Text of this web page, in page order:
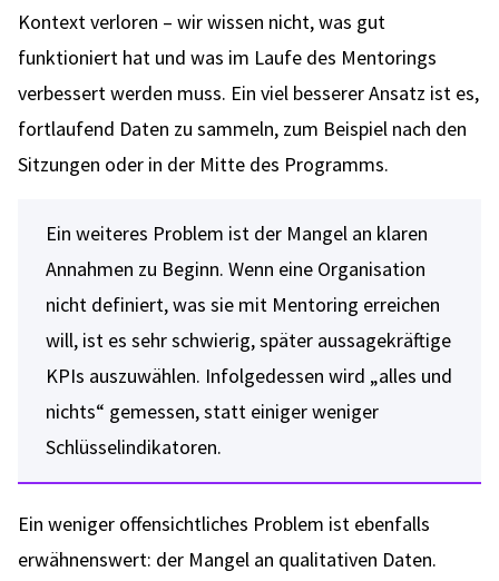
Kontext verloren – wir wissen nicht, was gut
funktioniert hat und was im Laufe des Mentorings
verbessert werden muss. Ein viel besserer Ansatz ist es,
fortlaufend Daten zu sammeln, zum Beispiel nach den
Sitzungen oder in der Mitte des Programms.
Ein weiteres Problem ist der Mangel an klaren
Annahmen zu Beginn. Wenn eine Organisation
nicht definiert, was sie mit Mentoring erreichen
will, ist es sehr schwierig, später aussagekräftige
KPIs auszuwählen. Infolgedessen wird „alles und
nichts“ gemessen, statt einiger weniger
Schlüsselindikatoren.
Ein weniger offensichtliches Problem ist ebenfalls
erwähnenswert: der Mangel an qualitativen Daten.